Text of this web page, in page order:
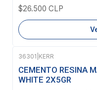
$26.500 CLP
-12%OFF
36301 KERR
CEMENTO RESINA
WHITE 2X5GR